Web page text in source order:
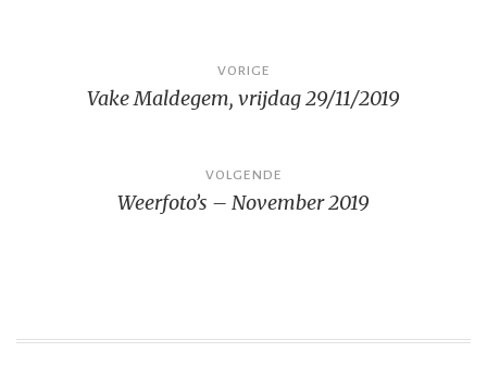
navigatie
VORIGE
Vake Maldegem, vrijdag 29/11/2019
VOLGENDE
Weerfoto’s – November 2019